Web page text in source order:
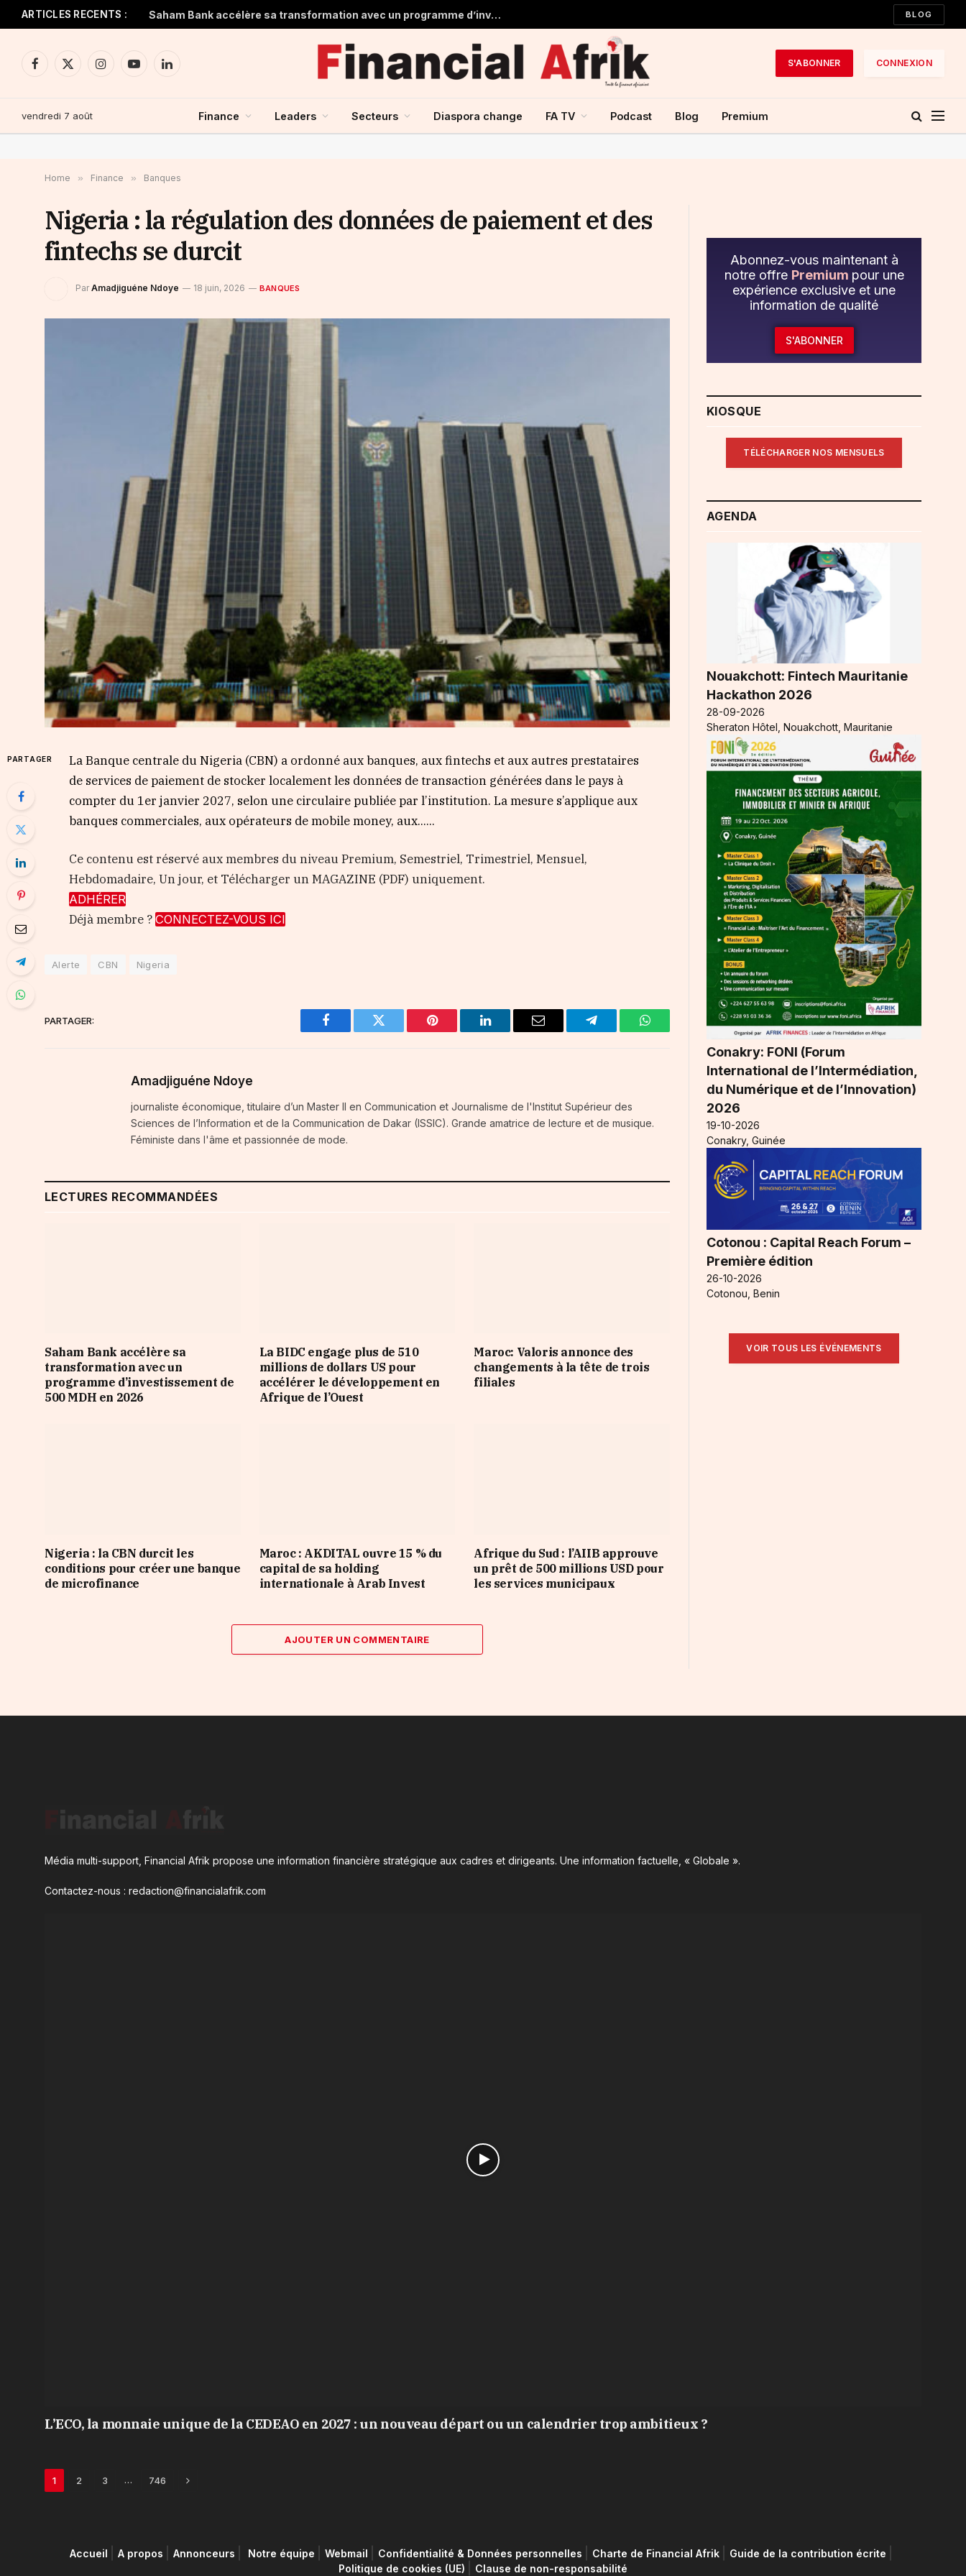
ARTICLES RECENTS : Saham Bank accélère sa transformation avec un programme d’investissement de 500 MDH en 2026 BLOG
Facebook
X
InstagramYouTubeLinkedIn
S'ABONNER CONNEXION
vendredi 7 août Finance Leaders Secteurs Diaspora change FA TV Podcast Blog Premium
Home » Finance » Banques
Nigeria : la régulation des données de paiement et des
fintechs se durcit
Par Amadjiguéne Ndoye 18 juin, 2026 BANQUES
PARTAGER
La Banque centrale du Nigeria (CBN) a ordonné aux banques, aux fintechs et aux autres prestataires
de services de paiement de stocker localement les données de transaction générées dans le pays à
compter du 1er janvier 2027, selon une circulaire publiée par l’institution. La mesure s’applique aux
banques commerciales, aux opérateurs de mobile money, aux…...
Ce contenu est réservé aux membres du niveau Premium, Semestriel, Trimestriel, Mensuel,
Hebdomadaire, Un jour, et Télécharger un MAGAZINE (PDF) uniquement.
ADHÉRER
Déjà membre ?CONNECTEZ-VOUS ICI
Alerte CBN Nigeria
PARTAGER:
Facebook Twitter Pinterest LinkedIn Email Telegram WhatsApp
Amadjiguéne Ndoye
journaliste économique, titulaire d’un Master II en Communication et Journalisme de l'Institut Supérieur des
Sciences de l’Information et de la Communication de Dakar (ISSIC). Grande amatrice de lecture et de musique.
Féministe dans l'âme et passionnée de mode.
LECTURES RECOMMANDÉES
Saham Bank accélère sa
transformation avec un
programme d’investissement de
500 MDH en 2026
La BIDC engage plus de 510
millions de dollars US pour
accélérer le développement en
Afrique de l’Ouest
Maroc: Valoris annonce des
changements à la tête de trois
filiales
Nigeria : la CBN durcit les
conditions pour créer une banque
de microfinance
Maroc : AKDITAL ouvre 15 % du
capital de sa holding
internationale à Arab Invest
Afrique du Sud : l’AIIB approuve
un prêt de 500 millions USD pour
les services municipaux
AJOUTER UN COMMENTAIRE
Abonnez-vous maintenant à
notre offre Premium pour une
expérience exclusive et une
information de qualité
S'ABONNER
KIOSQUE
TÉLÉCHARGER NOS MENSUELS
AGENDA
Nouakchott: Fintech Mauritanie
Hackathon 2026
28-09-2026
Sheraton Hôtel, Nouakchott, Mauritanie
Conakry: FONI (Forum
International de l’Intermédiation,
du Numérique et de l’Innovation)
2026
19-10-2026
Conakry, Guinée
Cotonou : Capital Reach Forum –
Première édition
26-10-2026
Cotonou, Benin
VOIR TOUS LES ÉVÉNEMENTS
Média multi-support, Financial Afrik propose une information financière stratégique aux cadres et dirigeants. Une information factuelle, « Globale ».
Contactez-nous : redaction@financialafrik.com
L’ECO, la monnaie unique de la CEDEAO en 2027 : un nouveau départ ou un calendrier trop ambitieux ?
1 2 3 … 746 Next
Accueil A propos Annonceurs Notre équipe Webmail Confidentialité & Données personnelles Charte de Financial Afrik
Guide de la contribution écrite
Politique de cookies (UE)
Clause de non-responsabilité